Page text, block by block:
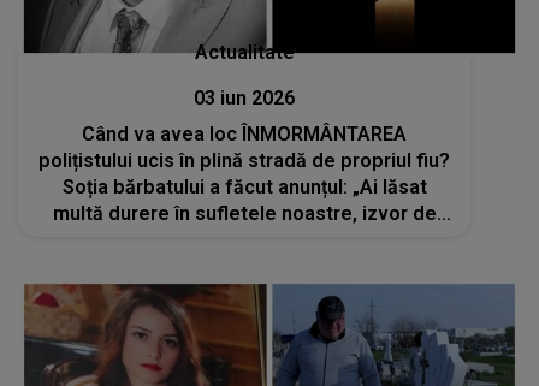
Actualitate
03 iun 2026
Când va avea loc ÎNMORMÂNTAREA
polițistului ucis în plină stradă de propriul fiu?
Soția bărbatului a făcut anunțul: „Ai lăsat
multă durere în sufletele noastre, izvor de